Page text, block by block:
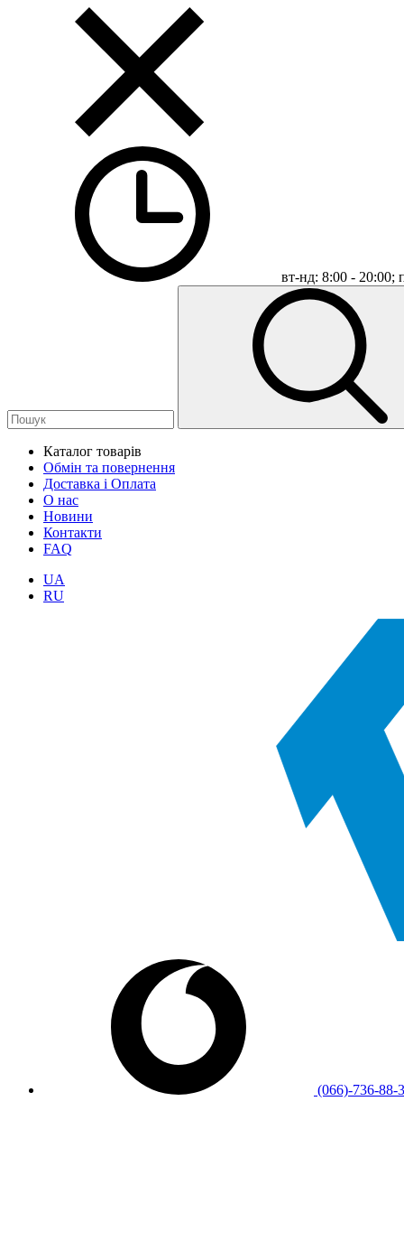
вт-нд: 8:00 - 20:00;
Каталог товарів
Обмін та повернення
Доставка і Оплата
О нас
Новини
Контакти
FAQ
UA
RU
(066)-736-88-